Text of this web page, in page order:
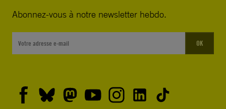
Abonnez-vous à notre newsletter hebdo.
OK